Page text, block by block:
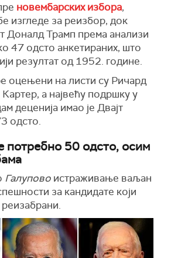
новембарских избора,
изгледе за реизбор, док
Доналд Трамп према анализи
47 одсто анкетираних, што
резултат од 1952. године.
оцењени на листи су Ричард
а највећу подршку у
деценија имао је Двајт
одсто.
потребно 50 одсто, осим
Галупово истраживање ваљан
за кандидате који
.